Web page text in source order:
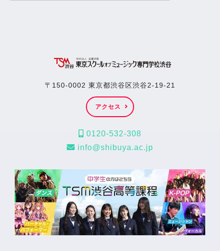
〒150-0002 東京都渋谷区渋谷2-19-21
アクセス
0120-532-308
info@shibuya.ac.jp